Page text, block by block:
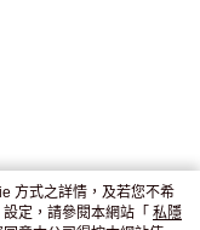
，7天內取。逾期後
方式之詳情，及若您不希
定，請參閱本網站「 私隱